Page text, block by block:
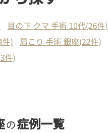
目の下 クマ 手術 10代(26件)
)
肩こり 手術 銀座(22件)
件)
の症例一覧